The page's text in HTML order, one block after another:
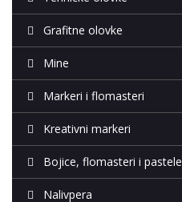
Grafitne olovke
Mine
Markeri i flomasteri
Kreativni markeri
Bojice, flomasteri i pastele
Nalivpera